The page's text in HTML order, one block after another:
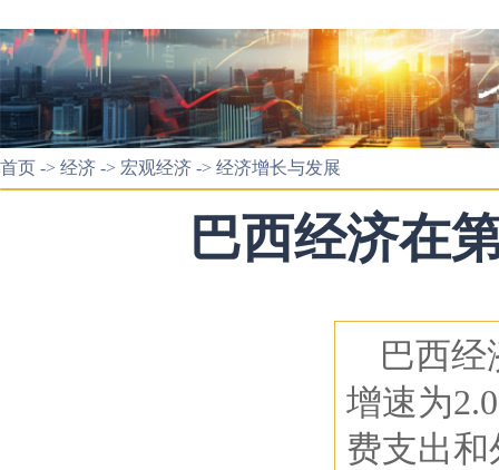
首页 -> 经济 -> 宏观经济 -> 经济增长与发展
巴西经济在
巴西经
增速为
费支出